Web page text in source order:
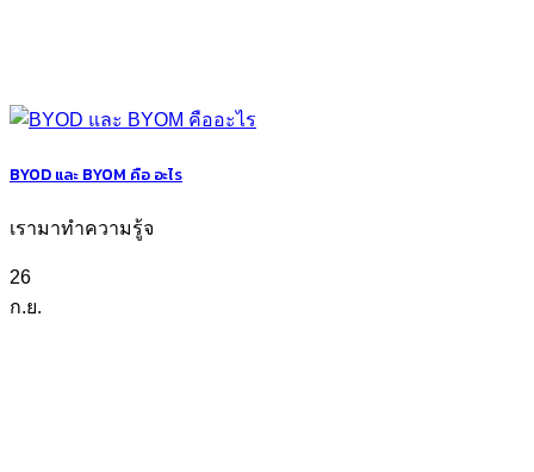
BYOD และ BYOM คือ อะไร
เรามาทำความรู้จ
26
ก.ย.